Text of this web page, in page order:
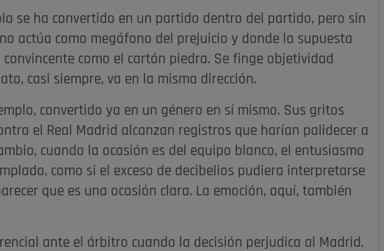
se ha convertido en un partido dentro del partido, pero sin
actúa como megáfono del prejuicio y donde la supuesta
como el cartón piedra. Se finge objetividad
casi siempre, va en la misma dirección.
convertido ya en un género en sí mismo. Sus gritos
el Real Madrid alcanzan registros que harían palidecer a
cuando la ocasión es del equipo blanco, el entusiasmo
como si el exceso de decibelios pudiera interpretarse
que es una ocasión clara. La emoción, aquí, también
ante el árbitro cuando la decisión perjudica al Madrid.